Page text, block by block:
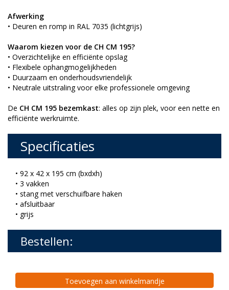
Afwerking
• Deuren en romp in RAL 7035 (lichtgrijs)
Waarom kiezen voor de CH CM 195?
• Overzichtelijke en efficiënte opslag
• Flexibele ophangmogelijkheden
• Duurzaam en onderhoudsvriendelijk
• Neutrale uitstraling voor elke professionele omgeving
De CH CM 195 bezemkast: alles op zijn plek, voor een nette en
efficiënte werkruimte.
Specificaties
• 92 x 42 x 195 cm (bxdxh)
• 3 vakken
• stang met verschuifbare haken
• afsluitbaar
• grijs
Bestellen:
Toevoegen aan winkelmandje